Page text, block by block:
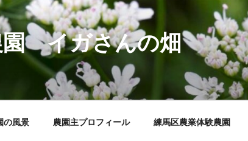
園 イガさんの畑
の風景 農園主プロフィール 練馬区農業体験農園